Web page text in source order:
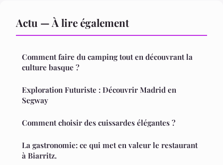
Actu — À lire également
Comment faire du camping tout en découvrant la
culture basque ?
Exploration Futuriste : Découvrir Madrid en
Segway
Comment choisir des cuissardes élégantes ?
La gastronomie: ce qui met en valeur le restaurant
à Biarritz.